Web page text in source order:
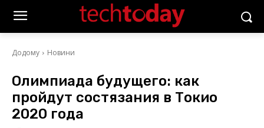
Додому Новини
Олимпиада будущего: как
пройдут состязания в Токио
2020 года